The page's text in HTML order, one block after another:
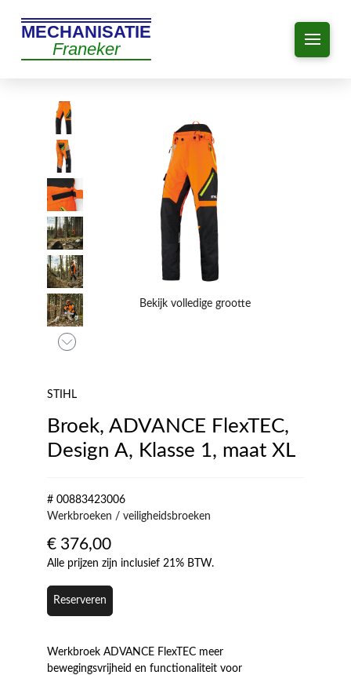
MECHANISATIE
Franeker
Bekijk volledige grootte
STIHL
Broek, ADVANCE FlexTEC,
Design A, Klasse 1, maat XL
# 00883423006
Werkbroeken / veiligheidsbroeken
€ 376,00
Alle prijzen zijn inclusief 21% BTW.
Reserveren
Werkbroek ADVANCE FlexTEC meer
bewegingsvrijheid en functionaliteit voor